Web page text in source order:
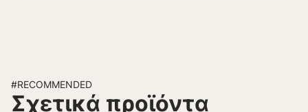
#RECOMMENDED
Σχετικά προϊόντα